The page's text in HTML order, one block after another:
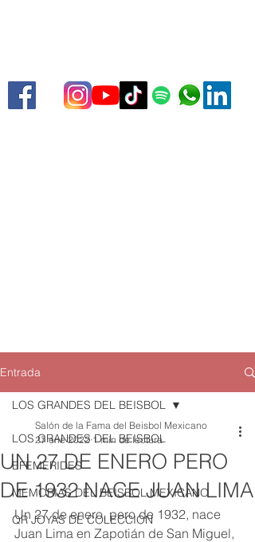
Entrada
LOS GRANDES DEL BEISBOL
EFEMERIDES
MEMORIAS DEL BEISBOL MEXICANO
QR JOYAS DE COLECCION
LOS GRANDES DEL BEISBOL
UN 27 DE ENERO PERO
DE 1932 NACE JUAN LIMA
Salón de la Fama del Beisbol Mexicano
27 ene 2022 1 min de lectura
Un 27 de enero, pero de 1932, nace
Juan Lima en Zapotián de San Miguel,